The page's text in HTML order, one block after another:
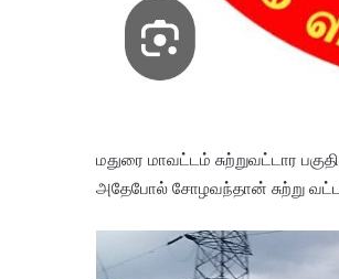
மதுரை மாவட்டம் சுற்றுவட்டார
அதேபோல் சோழவந்தான் சுற்று